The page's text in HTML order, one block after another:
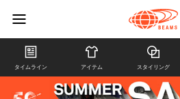
タイムライン アイテム スタイリング